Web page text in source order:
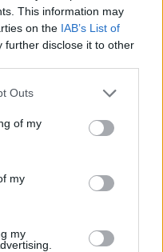
This information may
on the IAB’s List of
further disclose it to other
Outs
of my
my
my